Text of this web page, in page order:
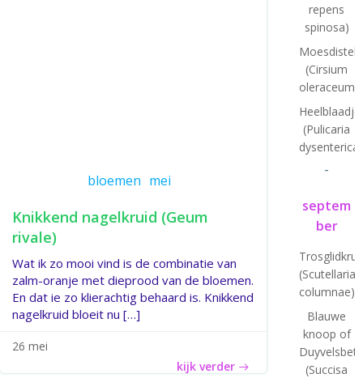
bloemen mei
Knikkend nagelkruid (Geum
rivale)
Wat ik zo mooi vind is de combinatie van
zalm-oranje met dieprood van de bloemen.
En dat ie zo klierachtig behaard is. Knikkend
nagelkruid bloeit nu […]
26 mei
kijk verder
repens
spinosa)
Moesdistel
(Cirsium
oleraceum)
(Pulicaria
dysenterica)
-
septem
ber
(Scutellaria
columnae)
Blauwe
knoop of
Duyvelsbete
(Succisa